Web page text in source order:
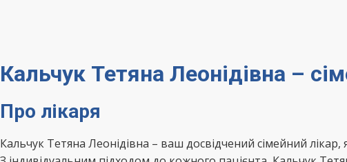
Кальчук Тетяна Леонідівна –
Про лікаря
Кальчук Тетяна Леонідівна – ваш досвідчений сімейний